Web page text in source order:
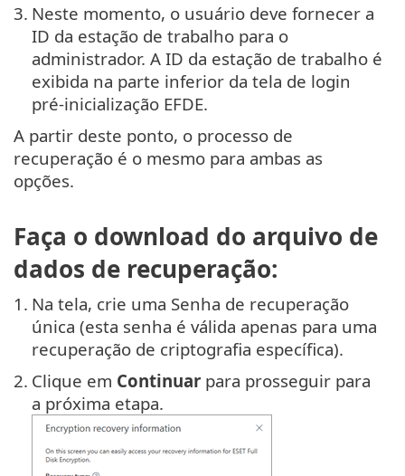
3. Neste momento, o usuário deve fornecer a
ID da estação de trabalho para o
administrador. A ID da estação de trabalho é
exibida na parte inferior da tela de login
pré-inicialização EFDE.
A partir deste ponto, o processo de
recuperação é o mesmo para ambas as
opções.
Faça o download do arquivo de
dados de recuperação:
1. Na tela, crie uma Senha de recuperação
única (esta senha é válida apenas para uma
recuperação de criptografia específica).
2. Clique em Continuar para prosseguir para
a próxima etapa.